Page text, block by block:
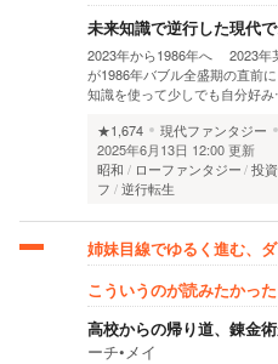
未来知識で逆行した現代
2023年から1986年へ 2023年
が1986年バブル全盛期の直前
知識を使って少しでも自分好
★1,674
現代ファンタジー
2025年6月13日 12:00 更新
昭和
ローファンタジー 投資
フ
逆行転生
姉妹目線でゆるく進む、
こういうのが読みたかった
高校からの帰り道、錬金
ーチ•メイ